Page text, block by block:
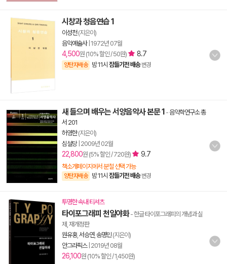
시창과 청음연습 1
이성천(지은이)
음악예술사| 1972년 07월
4,500원 (10% 할인 / 50원) 8.7
양탄자배송 밤 11시 잠들기전 배송 변경
새 들으며 배우는 서양음악사 본문 1 -음악학연구소 총
서 201
허영한(지은이)
심설당| 2009년 02월
22,800원 (5% 할인 / 720원) 9.7
책소개페이지에서 분철 선택 가능
양탄자배송 밤 11시 잠들기전 배송 변경
투명한 속내 티셔츠
타이포그래피 천일야화- 한글 타이포그래피의 개념과 실
제, 재개정판
원유홍, 서승연, 송명민(지은이)
안그라픽스| 2019년 08월
26,100원 (10% 할인 / 1,450원)